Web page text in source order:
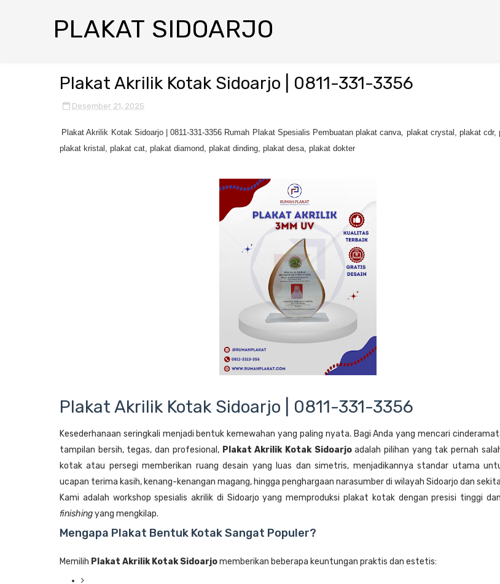
PLAKAT SIDOARJO
Plakat Akrilik Kotak Sidoarjo | 0811-331-3356
Desember 21, 2025
Plakat Akrilik Kotak Sidoarjo | 0811-331-3356 Rumah Plakat Spesialis Pembuatan plakat canva, plakat crystal, plakat cdr,
plakat kristal, plakat cat, plakat diamond, plakat dinding, plakat desa, plakat dokter
Plakat Akrilik Kotak Sidoarjo | 0811-331-3356
Kesederhanaan seringkali menjadi bentuk kemewahan yang paling nyata. Bagi Anda yang mencari
tampilan bersih, tegas, dan profesional, Plakat Akrilik Kotak Sidoarjoadalah pilihan yang tak pernah
kotak atau persegi memberikan ruang desain yang luas dan simetris, menjadikannya standar utama
ucapan terima kasih, kenang-kenangan magang, hingga penghargaan narasumber di wilayah Sidoarjo dan
Kami adalah workshop spesialis akrilik di Sidoarjo yang memproduksi plakat kotak dengan presisi tinggi
finishingyang mengkilap.
Mengapa Plakat Bentuk Kotak Sangat Populer?
Memilih Plakat Akrilik Kotak Sidoarjomemberikan beberapa keuntungan praktis dan estetis: